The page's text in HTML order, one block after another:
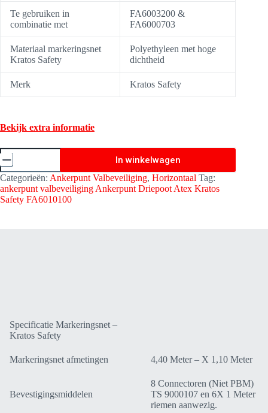
Te gebruiken in
combinatie met
FA6003200 &
FA6000703
Materiaal markeringsnet
Kratos Safety
Polyethyleen met hoge
dichtheid
Merk Kratos Safety
Bekijk extra informatie
Markeringsnet
voor
ankerpaal
ISO
Container
-
In winkelwagen
Categorieën: Ankerpunt Valbeveiliging, Horizontaal Tag:
ankerpunt valbeveiliging Ankerpunt Driepoot Atex Kratos
Safety FA6010100
Specificatie Markeringsnet –
Kratos Safety
Markeringsnet afmetingen 4,40 Meter – X 1,10 Meter
Bevestigingsmiddelen
8 Connectoren (Niet PBM)
TS 9000107 en 6X 1 Meter
riemen aanwezig.